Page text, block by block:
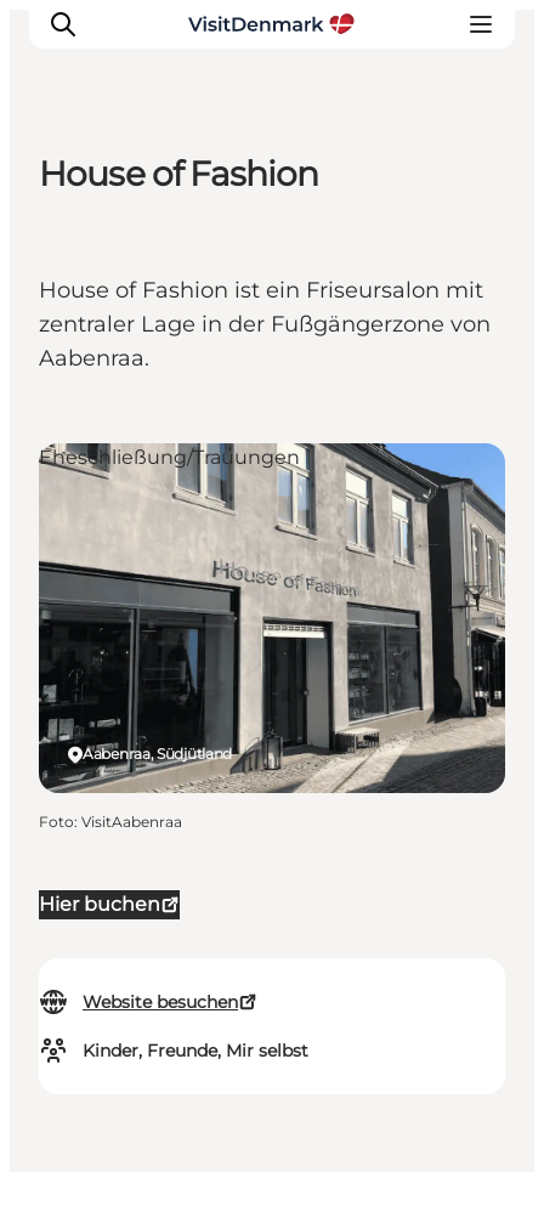
Erlebnisse
Unterkünfte
Reiseplanung
House of Fashion
House of Fashion ist ein Friseursalon mit
zentraler Lage in der Fußgängerzone von
Aabenraa.
Hier buchen
Website besuchen
Kinder, Freunde, Mir selbst
Aabenraa, Südjütland
Eheschließung/Trauungen
Foto: VisitAabenraa